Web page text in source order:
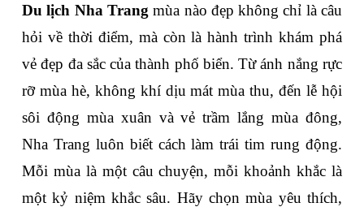
Du lịch Nha Trang mùa nào đẹp không chỉ là câu
hỏi về thời điểm, mà còn là hành trình khám phá
vẻ đẹp đa sắc của thành phố biển. Từ ánh nắng rực
rỡ mùa hè, không khí dịu mát mùa thu, đến lễ hội
sôi động mùa xuân và vẻ trầm lắng mùa đông,
Nha Trang luôn biết cách làm trái tim rung động.
Mỗi mùa là một câu chuyện, mỗi khoảnh khắc là
một kỷ niệm khắc sâu. Hãy chọn mùa yêu thích,